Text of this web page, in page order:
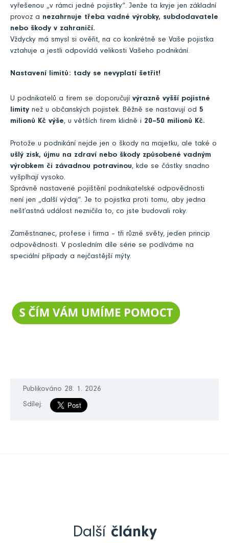
vyřešenou „v rámci jedné pojistky“. Jenže ta kryje jen základní
provoz a nezahrnuje třeba vadné výrobky, subdodavatele
nebo škody v zahraničí.
Vždycky má smysl si ověřit, na co konkrétně se Vaše pojistka
vztahuje a jestli odpovídá velikosti Vašeho podnikání.
Nastavení limitů: tady se nevyplatí šetřit!
U podnikatelů a firem se doporučují výrazně vyšší pojistné
limity než u občanských pojistek. Běžně se nastavují od 5
milionů Kč výše, u větších firem klidně i 20–50 milionů Kč.
Protože u podnikání nejde jen o škody na majetku, ale také o
ušlý zisk, újmu na zdraví nebo škody způsobené vadným
výrobkem či závadnou potravinou, kde se částky snadno
vyšplhají vysoko.
Správně nastavené pojištění podnikatelské odpovědnosti
není jen „další výdaj“. Je to pojistka proti tomu, aby jedna
nešťastná událost nezničila to, co jste budovali roky.
Zaměstnanec, profese i firma – tři různé světy, jeden princip
odpovědnosti. V posledním díle série se podíváme na
speciální případy a nejčastější mýty.
Publikováno 28. 1. 2026
Sdílej:
Další články